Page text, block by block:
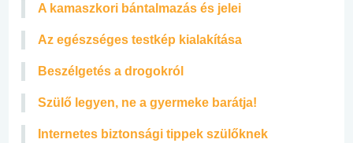
A kamaszkori bántalmazás és jelei
Az egészséges testkép kialakítása
Beszélgetés a drogokról
Szülő legyen, ne a gyermeke barátja!
Internetes biztonsági tippek szülőknek